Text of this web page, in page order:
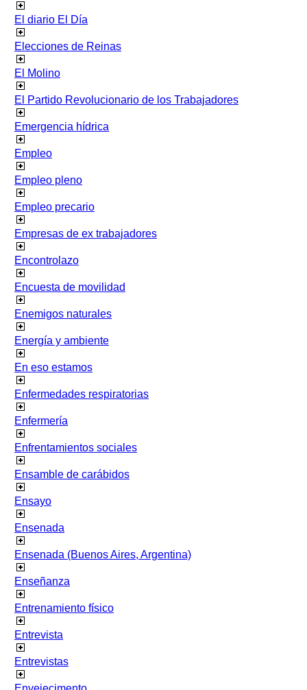
El diario El Día
Elecciones de Reinas
El Molino
El Partido Revolucionario de los Trabajadores
Emergencia hídrica
Empleo
Empleo pleno
Empleo precario
Empresas de ex trabajadores
Encontrolazo
Encuesta de movilidad
Enemigos naturales
Energía y ambiente
En eso estamos
Enfermedades respiratorias
Enfermería
Enfrentamientos sociales
Ensamble de carábidos
Ensayo
Ensenada
Ensenada (Buenos Aires, Argentina)
Enseñanza
Entrenamiento físico
Entrevista
Entrevistas